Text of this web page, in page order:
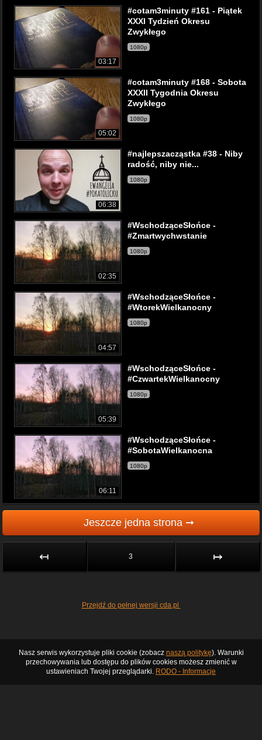
03:17
#cotam3minuty #161 - Piątek
XXXI Tydzień Okresu
Zwykłego
1080p
05:02
#cotam3minuty #168 - Sobota
XXXII Tygodnia Okresu
Zwykłego
1080p
06:38
#najlepszacząstka #38 - Niby
radość, niby nie...
1080p
02:35
#WschodząceSłońce -
#Zmartwychwstanie
1080p
04:57
#WschodząceSłońce -
#WtorekWielkanocny
1080p
05:39
#WschodząceSłońce -
#CzwartekWielkanocny
1080p
06:11
#WschodząceSłońce -
#SobotaWielkanocna
1080p
Jeszcze jedna strona ➞
↤ 3 ↦
Przejdź do pełnej wersji cda.pl
Nasz serwis wykorzystuje pliki cookie (zobacz naszą politykę). Warunki
przechowywania lub dostępu do plików cookies możesz zmienić w
ustawieniach Twojej przeglądarki. RODO - Informacje